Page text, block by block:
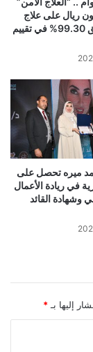
30.6 مليون ريال على علاج
المرضى وتحقق 99.30% في تقييم
ميره تحصل على
في ريادة الأعمال
وشهادة القائد
إليها بـ *